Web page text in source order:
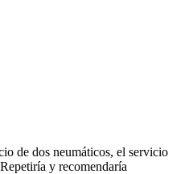
de dos neumáticos, el servicio
y recomendaría